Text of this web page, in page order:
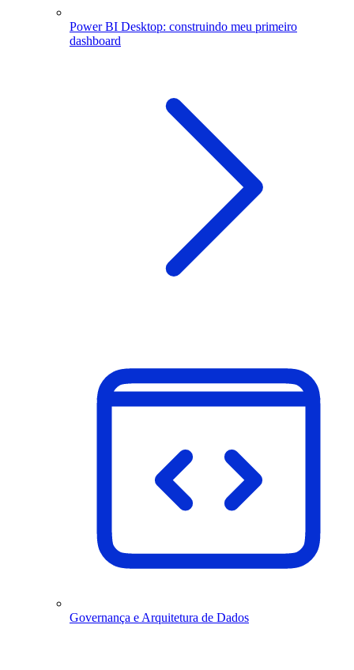
Power BI Desktop: construindo meu primeiro
dashboard
Governança e Arquitetura de Dados